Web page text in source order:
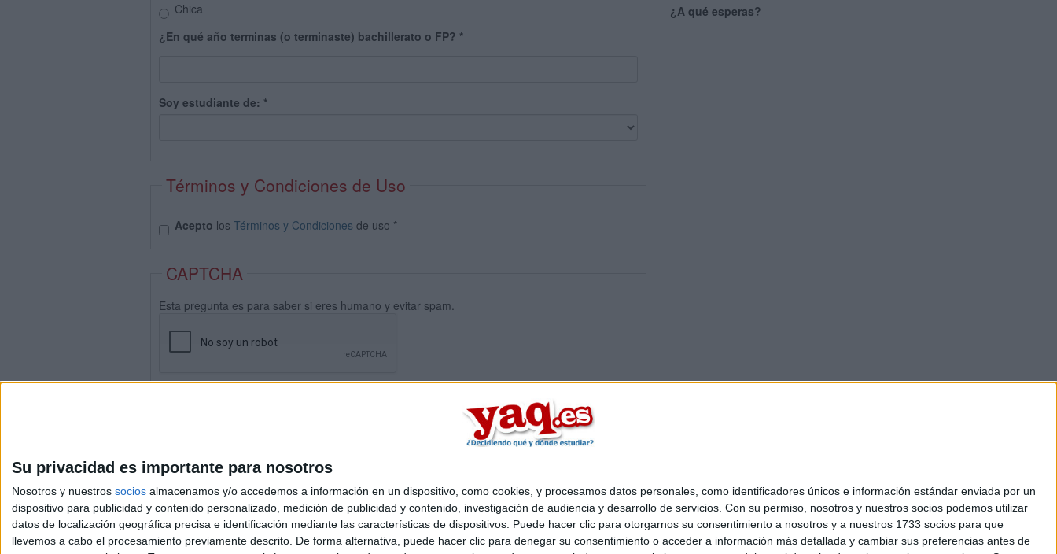
Su privacidad es importante para nosotros
Nosotros y nuestros socios almacenamos y/o accedemos a información en un dispositivo, como cookies, y procesamos datos personales, como identificadores únicos e información estándar enviada por un
dispositivo para publicidad y contenido personalizado, medición de publicidad y contenido, investigación de audiencia y desarrollo de servicios. Con su permiso, nosotros y nuestros socios podemos utilizar
datos de localización geográfica precisa e identificación mediante las características de dispositivos. Puede hacer clic para otorgarnos su consentimiento a nosotros y a nuestros 1733 socios para que
llevemos a cabo el procesamiento previamente descrito. De forma alternativa, puede hacer clic para denegar su consentimiento o acceder a información más detallada y cambiar sus preferencias antes de
Chica
¿En qué año terminas (o terminaste) bachillerato o FP? *
Soy estudiante de: *
Términos y Condiciones de Uso
Acepto los Términos y Condiciones de uso *
CAPTCHA
Esta pregunta es para saber si eres humano y evitar spam.
¿A qué esperas?
Quiénes somos |Contactar| Anúnciate
Aviso legal|Politica de privacidad|Condiciones generales|Política de cookies